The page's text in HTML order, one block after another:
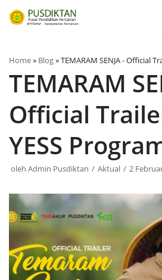
Lompat
ke
Home» Blog»TEMARAM SENJA - Official
TEMARAM
Official
YESS
oleh Admin Pusdiktan Aktual 2